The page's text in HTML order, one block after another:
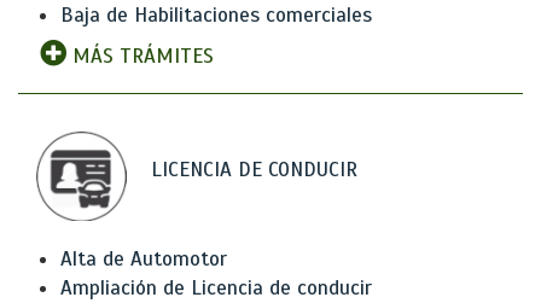
Baja de Habilitaciones comerciales
MÁS TRÁMITES
LICENCIA DE CONDUCIR
Alta de Automotor
Ampliación de Licencia de conducir